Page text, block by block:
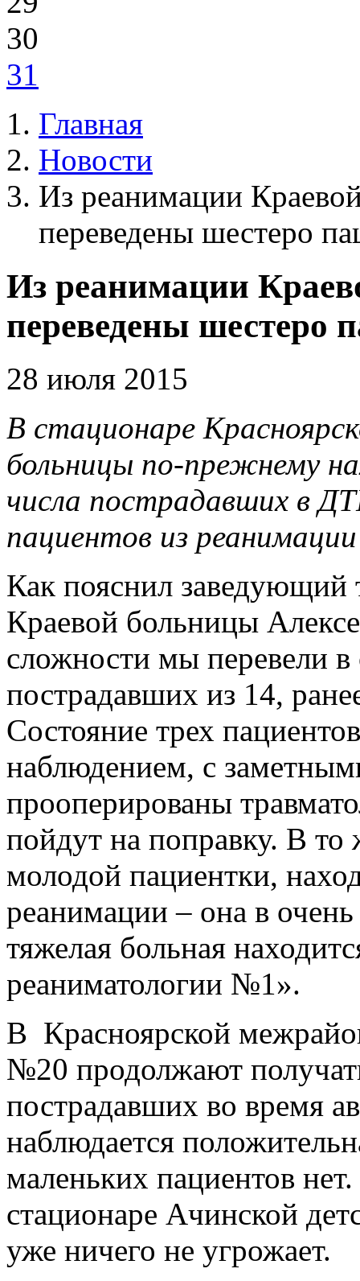
30
31
Главная
Новости
Из реанимации
переведены шестеро
Из реанимации
переведены шестеро
28 июля 2015
В стационаре
больницы по-прежнему
числа пострадавших в
пациентов из
Как пояснил заведующий
Краевой больницы
сложности мы перевели
пострадавших из 14,
Состояние трех
наблюдением, с
прооперированы
пойдут на поправку. В
молодой пациентки,
реанимации – она в
тяжелая больная
реаниматологии №1».
В Красноярской
№20 продолжают
пострадавших во время
наблюдается
маленьких пациентов
стационаре Ачинской
уже ничего не угрожает.